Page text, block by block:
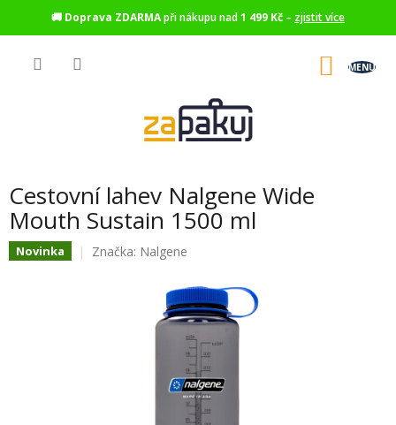
🚚 Doprava ZDARMApři nákupu nad1 499 Kč – zjistit více
Cestovní lahev Nalgene Wide
Mouth Sustain 1500 ml
Novinka Značka: Nalgene